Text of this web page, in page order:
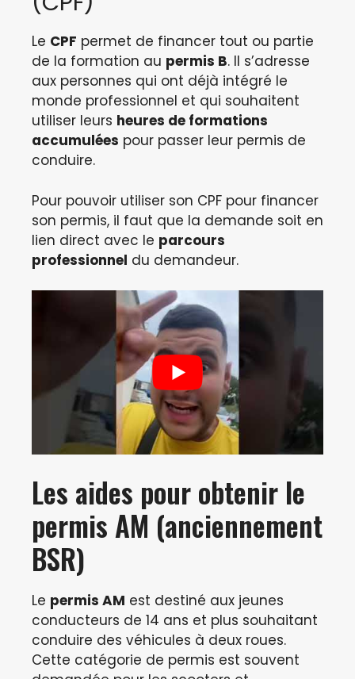
Le CPF permet de financer tout ou partie
de la formation au permis B. Il s’adresse
aux personnes qui ont déjà intégré le
monde professionnel et qui souhaitent
utiliser leurs heures de formations
accumulées pour passer leur permis de
conduire.
Pour pouvoir utiliser son CPF pour financer
son permis, il faut que la demande soit en
lien direct avec le parcours
professionnel du demandeur.
Les aides pour obtenir le
permis AM (anciennement
BSR)
Le permis AM est destiné aux jeunes
conducteurs de 14 ans et plus souhaitant
conduire des véhicules à deux roues.
Cette catégorie de permis est souvent